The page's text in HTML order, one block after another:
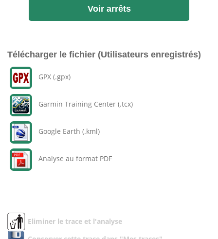
Voir arrêts
Télécharger le fichier (Utilisateurs enregistrés)
GPX (.gpx)
Garmin Training Center (.tcx)
Google Earth (.kml)
Analyse au format PDF
Eliminer le trace et l'analyse